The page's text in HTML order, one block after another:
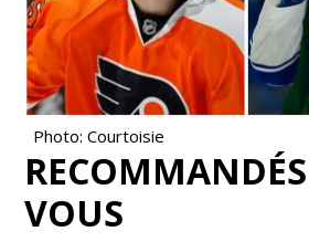
Photo: Courtoisie
VOUS